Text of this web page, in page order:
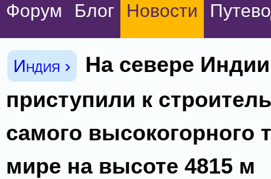
Форум Блог Новости
Индия ›
На севере Индии
приступили к
самого высокогорного
мире на высоте 4815 м